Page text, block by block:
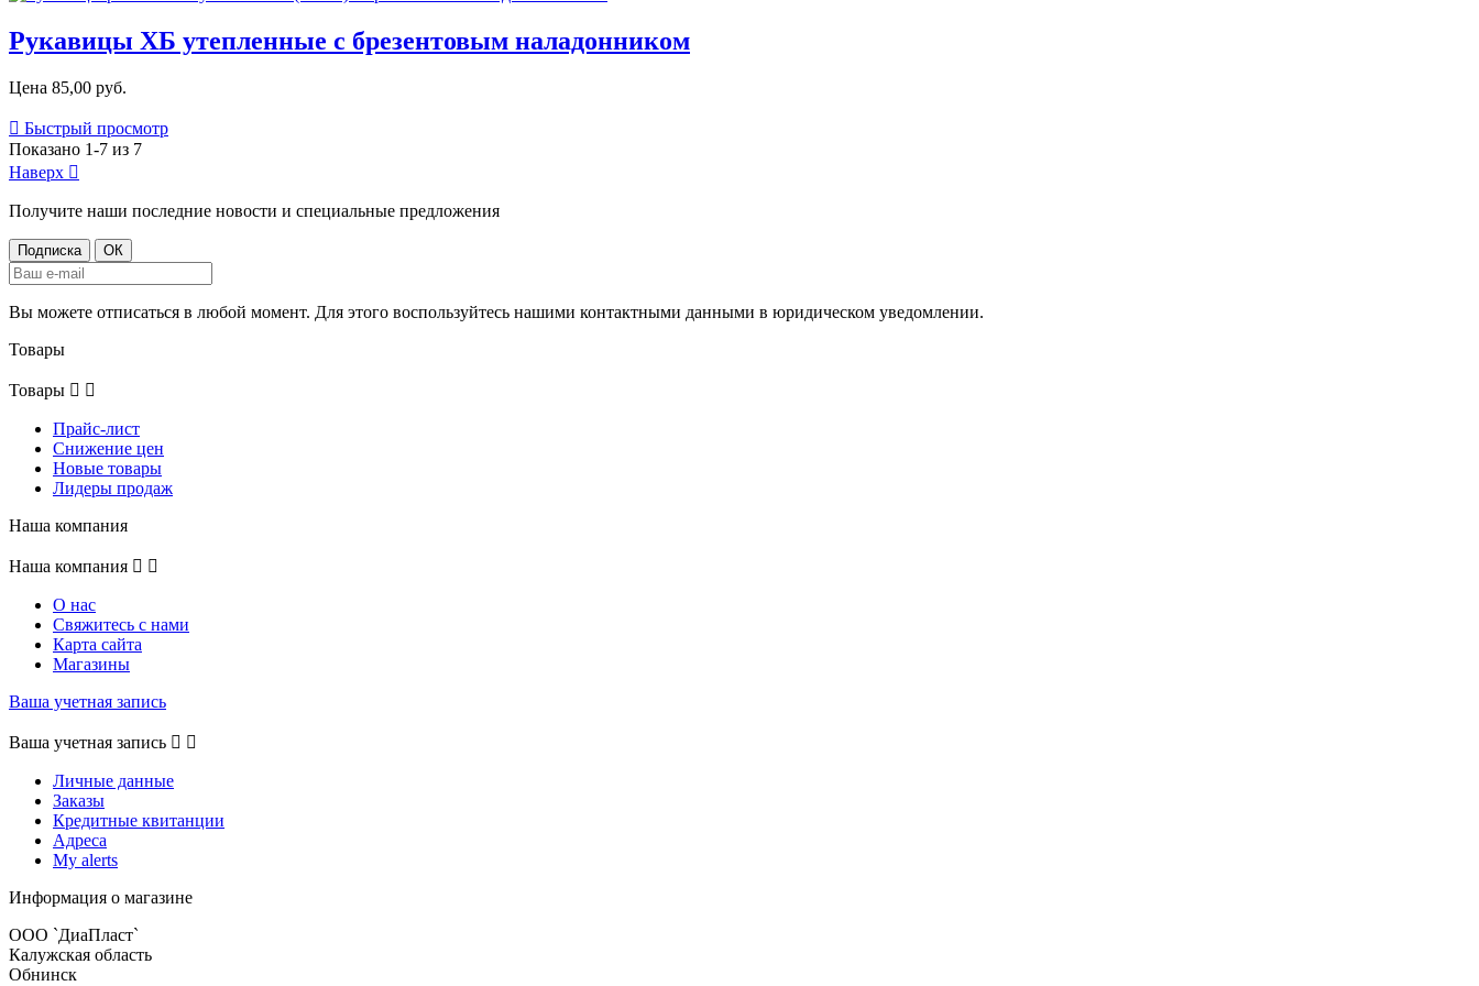
Рукавицы ХБ утепленные с брезентовым наладонником
Цена 85,00 руб.
 Быстрый просмотр
Показано 1-7 из 7
Наверх 
Получите наши последние новости и специальные предложения
Вы можете отписаться в любой момент. Для этого воспользуйтесь нашими контактными данными в юридическом уведомлении.
Товары
Товары  
Прайс-лист
Снижение цен
Новые товары
Лидеры продаж
Наша компания
Наша компания  
О нас
Свяжитесь с нами
Карта сайта
Магазины
Ваша учетная запись
Ваша учетная запись  
Личные данные
Заказы
Кредитные квитанции
Адреса
My alerts
Информация о магазине
ООО `ДиаПласт`
Калужская область
Обнинск